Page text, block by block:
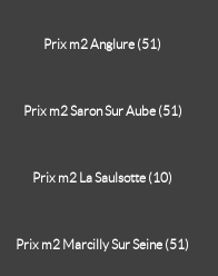
Prix m2 Anglure (51)
Prix m2 Saron Sur Aube (51)
Prix m2 La Saulsotte (10)
Prix m2 Marcilly Sur Seine (51)